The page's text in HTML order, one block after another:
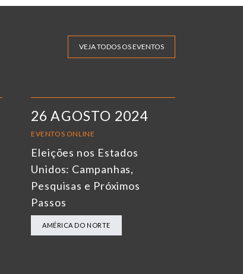
VEJA TODOS OS EVENTOS
26 AGOSTO 2024
EVENTOS ONLINE
Eleições nos Estados
Unidos: Campanhas,
Pesquisas e Próximos
Passos
AMÉRICA DO NORTE